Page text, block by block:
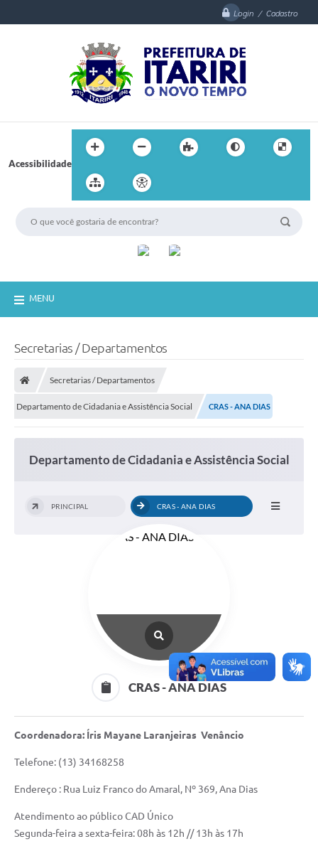
Login / Cadastro
Acessibilidade
MENU
Secretarias / Departamentos
Secretarias / Departamentos
Departamento de Cidadania e Assistência Social CRAS - ANA DIAS
Departamento de Cidadania e Assistência Social
PRINCIPAL CRAS - ANA DIAS
CRAS - ANA DIAS
Coordenadora: Íris Mayane Laranjeiras Venâncio
Telefone: (13) 34168258
Endereço : Rua Luiz Franco do Amaral, Nº 369, Ana Dias
Atendimento ao público CAD Único
Segunda-feira a sexta-feira: 08h às 12h // 13h às 17h